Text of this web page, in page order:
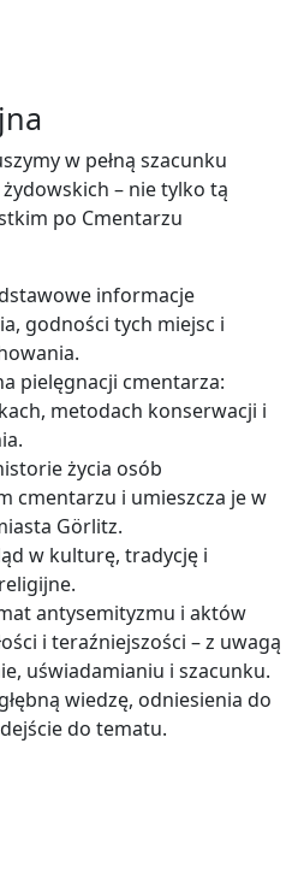
w pełną szacunku
– nie tylko tą
po Cmentarzu
informacje
godności tych miejsc i
pielęgnacji cmentarza:
metodach konserwacji i
życia osób
cmentarzu i umieszcza je w
Görlitz.
w kulturę, tradycję i
antysemityzmu i aktów
i teraźniejszości – z uwagą
uświadamianiu i szacunku.
wiedzę, odniesienia do
do tematu.